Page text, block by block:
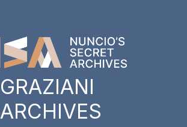
GRAZIANI
ARCHIVES